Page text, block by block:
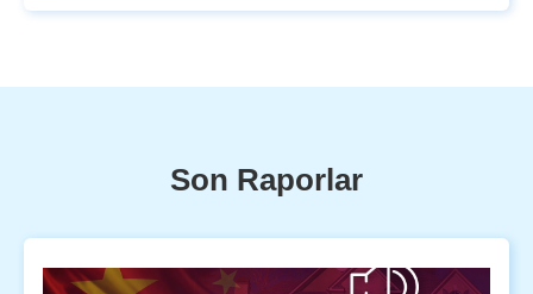
Son Raporlar